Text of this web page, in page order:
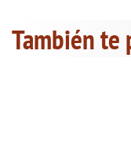
También te